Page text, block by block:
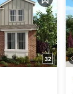
Guardar
32